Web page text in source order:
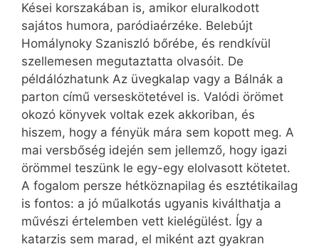
Kései korszakában is, amikor eluralkodott
sajátos humora, paródiaérzéke. Belebújt
Homálynoky Szaniszló bőrébe, és rendkívül
szellemesen megutaztatta olvasóit. De
példálózhatunk Az üvegkalap vagy a Bálnák a
parton című verseskötetével is. Valódi örömet
okozó könyvek voltak ezek akkoriban, és
hiszem, hogy a fényük mára sem kopott meg. A
mai versbőség idején sem jellemző, hogy igazi
örömmel teszünk le egy-egy elolvasott kötetet.
A fogalom persze hétköznapilag és esztétikailag
is fontos: a jó műalkotás ugyanis kiválthatja a
művészi értelemben vett kielégülést. Így a
katarzis sem marad, el miként azt gyakran